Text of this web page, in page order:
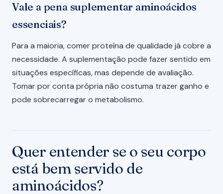
Vale a pena suplementar aminoácidos
essenciais?
Para a maioria, comer proteína de qualidade já cobre a
necessidade. A suplementação pode fazer sentido em
situações específicas, mas depende de avaliação.
Tomar por conta própria não costuma trazer ganho e
pode sobrecarregar o metabolismo.
Quer entender se o seu corpo
está bem servido de
aminoácidos?